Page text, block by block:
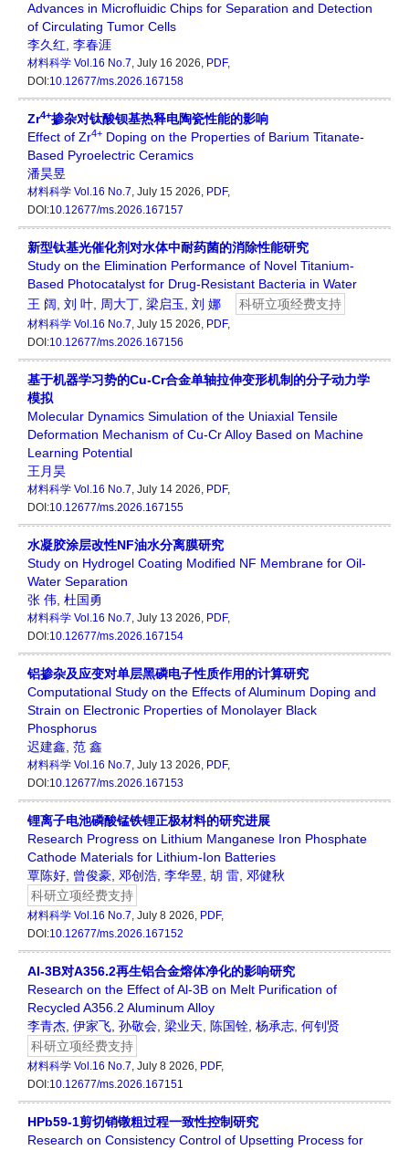
Advances in Microfluidic Chips for Separation and Detection
of Circulating Tumor Cells
李久红 李春涯
材料科学 Vol.16 No.7, July 16 2026, PDF,
DOI:10.12677/ms.2026.167158
Zr4+掺杂对钛酸钡基热释电陶瓷性能的影响
Effect of Zr4+ Doping on the Properties of Barium Titanate-
Based Pyroelectric Ceramics
潘昊昱
材料科学 Vol.16 No.7, July 15 2026, PDF,
DOI:10.12677/ms.2026.167157
新型钛基光催化剂对水体中耐药菌的消除性能研究
Study on the Elimination Performance of Novel Titanium-
Based Photocatalyst for Drug-Resistant Bacteria in Water
王 阔 刘 叶 周大丁 梁启玉 刘 娜 科研立项经费支持
材料科学 Vol.16 No.7, July 15 2026, PDF,
DOI:10.12677/ms.2026.167156
基于机器学习势的Cu-Cr合金单轴拉伸变形机制的分子动力学
模拟
Molecular Dynamics Simulation of the Uniaxial Tensile
Deformation Mechanism of Cu-Cr Alloy Based on Machine
Learning Potential
王月昊
材料科学 Vol.16 No.7, July 14 2026, PDF,
DOI:10.12677/ms.2026.167155
水凝胶涂层改性NF油水分离膜研究
Study on Hydrogel Coating Modified NF Membrane for Oil-
Water Separation
张 伟 杜国勇
材料科学 Vol.16 No.7, July 13 2026, PDF,
DOI:10.12677/ms.2026.167154
铝掺杂及应变对单层黑磷电子性质作用的计算研究
Computational Study on the Effects of Aluminum Doping and
Strain on Electronic Properties of Monolayer Black
Phosphorus
迟建鑫 范 鑫
材料科学 Vol.16 No.7, July 13 2026, PDF,
DOI:10.12677/ms.2026.167153
锂离子电池磷酸锰铁锂正极材料的研究进展
Research Progress on Lithium Manganese Iron Phosphate
Cathode Materials for Lithium-Ion Batteries
覃陈好 曾俊豪 邓创浩 李华昱 胡 雷 邓健秋
科研立项经费支持
材料科学 Vol.16 No.7, July 8 2026, PDF,
DOI:10.12677/ms.2026.167152
Al-3B对A356.2再生铝合金熔体净化的影响研究
Research on the Effect of Al-3B on Melt Purification of
Recycled A356.2 Aluminum Alloy
李青杰 伊家飞 孙敬会 梁业天 陈国铨 杨承志 何钊贤
科研立项经费支持
材料科学 Vol.16 No.7, July 8 2026, PDF,
DOI:10.12677/ms.2026.167151
HPb59-1剪切销镦粗过程一致性控制研究
Research on Consistency Control of Upsetting Process for